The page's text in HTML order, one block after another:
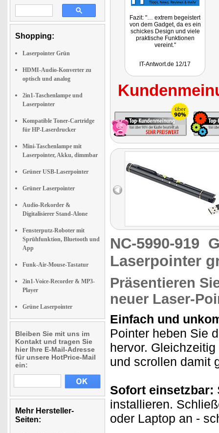
Shopping:
Laserpointer Grün
HDMI-Audio-Konverter zu
optisch und analog
2in1-Taschenlampe und
Laserpointer
Kompatible Toner-Cartridge
für HP-Laserdrucker
Mini-Taschenlampe mit
Laserpointer, Akku, dimmbar
Grüner USB-Laserpointer
Grüner Laserpointer
Audio-Rekorder &
Digitalisierer Stand-Alone
Fensterputz-Roboter mit
Sprühfunktion, Bluetooth und
App
Funk-Air-Mouse-Tastatur
2in1-Voice-Recorder & MP3-
Player
Grüne Laserpointer
Bleiben Sie mit uns im
Kontakt und tragen Sie
hier Ihre E-Mail-Adresse
für unsere HotPrice-Mail
ein:
Mehr Hersteller-
Seiten:
Fazit: "… extrem begeistert
von dem Gadget, da es ein
schickes Design und viele
praktische Funktionen
vereint."
IT-Antwort.de 12/17
NC-5990-919
Laserpointer
Präsentieren
neuer Laser-
Einfach und
Pointer heben Sie
hervor.
und scrollen damit
Sofort einsetzbar:
installieren.
oder Laptop an -